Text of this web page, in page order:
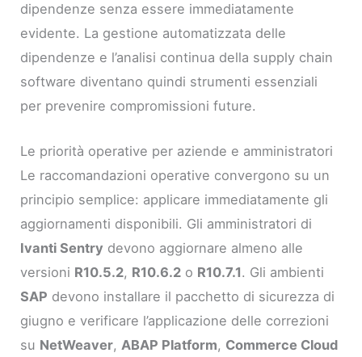
dipendenze senza essere immediatamente
evidente. La gestione automatizzata delle
dipendenze e l’analisi continua della supply chain
software diventano quindi strumenti essenziali
per prevenire compromissioni future.
Le priorità operative per aziende e amministratori
Le raccomandazioni operative convergono su un
principio semplice: applicare immediatamente gli
aggiornamenti disponibili. Gli amministratori di
Ivanti Sentry devono aggiornare almeno alle
versioni R10.5.2, R10.6.2 o R10.7.1. Gli ambienti
SAP devono installare il pacchetto di sicurezza di
giugno e verificare l’applicazione delle correzioni
su NetWeaver,ABAP Platform, Commerce Cloud